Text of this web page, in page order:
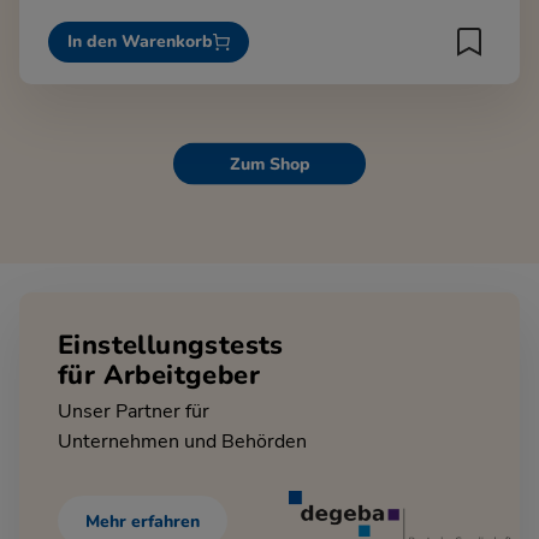
In den Warenkorb
Zum Shop
Einstellungstests
für Arbeitgeber
Unser Partner für
Unternehmen und Behörden
Mehr erfahren